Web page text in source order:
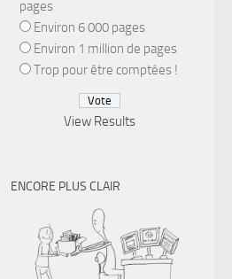
pages
Environ 6 000 pages
Environ 1 million de pages
Trop pour être comptées !
View Results
ENCORE PLUS CLAIR